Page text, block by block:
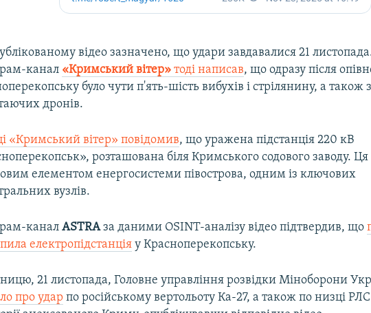
відео зазначено, що удари завдавалися 21
канал «Кримський вітер» тоді написав, що одразу після
було чути п'ять-шість вибухів і стрілянину, а також
дронів.
«Кримський вітер» повідомив, що уражена підстанція 220 кВ
розташована біля Кримського содового заводу. Ця
елементом енергосистеми півострова, одним із ключових
вузлів.
каналASTRAза даними OSINT-аналізу відео підтвердив, що
електропідстанція у Красноперекопську.
21 листопада, Головне управління розвідки Міноборони
про удар по російському вертольоту Ка-27, а також по низці